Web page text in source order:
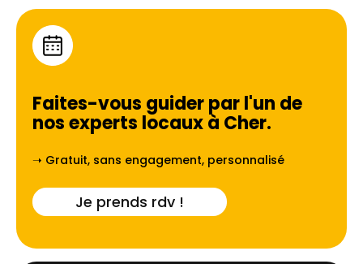
Faites-vous guider par l'un de
nos experts locaux à Cher.
➝ Gratuit, sans engagement, personnalisé
Je prends rdv !